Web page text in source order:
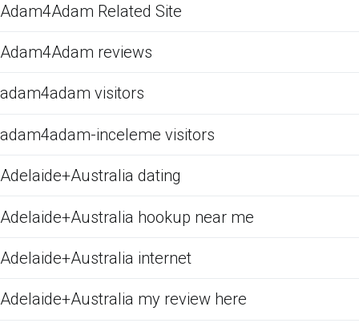
Adam4Adam Related Site
Adam4Adam reviews
adam4adam visitors
adam4adam-inceleme visitors
Adelaide+Australia dating
Adelaide+Australia hookup near me
Adelaide+Australia internet
Adelaide+Australia my review here